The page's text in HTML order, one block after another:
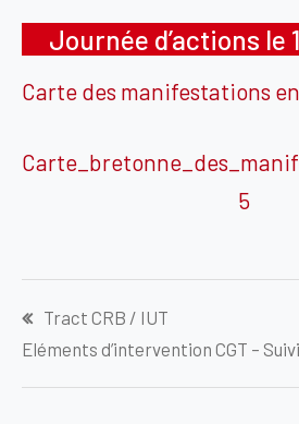
Journée d’actions le
Carte des manifestations
5
Tract CRB / IUT
Eléments d’intervention CGT –